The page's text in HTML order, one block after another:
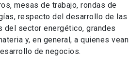
mesas de trabajo, rondas de
respecto del desarrollo de las
del sector energético, grandes
y, en general, a quienes vean
de negocios.